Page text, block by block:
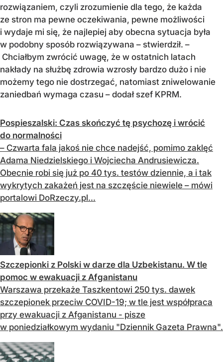
rozwiązaniem, czyli zrozumienie dla tego, że każda
ze stron ma pewne oczekiwania, pewne możliwości
i wydaje mi się, że najlepiej aby obecna sytuacja była
w podobny sposób rozwiązywana – stwierdził. –
Chciałbym zwrócić uwagę, że w ostatnich latach
nakłady na służbę zdrowia wzrosły bardzo dużo i nie
możemy tego nie dostrzegać, natomiast zniwelowanie
zaniedbań wymaga czasu – dodał szef KPRM.
Pospieszalski: Czas skończyć tę psychozę i wrócić
do normalności
– Czwarta fala jakoś nie chce nadejść, pomimo zaklęć
Adama Niedzielskiego i Wojciecha Andrusiewicza.
Obecnie robi się już po 40 tys. testów dziennie, a i tak
wykrytych zakażeń jest na szczęście niewiele – mówi
portalowi DoRzeczy.pl...
Szczepionki z Polski w darze dla Uzbekistanu. W tle
pomoc w ewakuacji z Afganistanu
Warszawa przekaże Taszkentowi 250 tys. dawek
szczepionek przeciw COVID-19; w tle jest współpraca
przy ewakuacji z Afganistanu - pisze
w poniedziałkowym wydaniu "Dziennik Gazeta Prawna".